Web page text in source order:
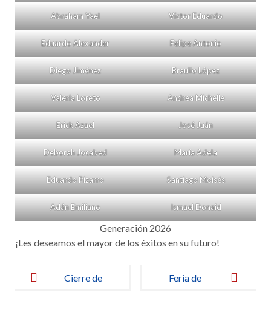
Abraham Yael Víctor Eduardo
Eduardo Alexander Felipe Antonio
Diego Jiménez Braulio López
Valeria Loreto Andrea Michelle
Erick Azael José Juán
Deborah Jocabed María Adela
Eduardo Pizarro Santiago Moisés
Adán Emiliano Ismael Donaid
Generación 2026
¡Les deseamos el mayor de los éxitos en su futuro!
navigation
Cierre de
Feria de